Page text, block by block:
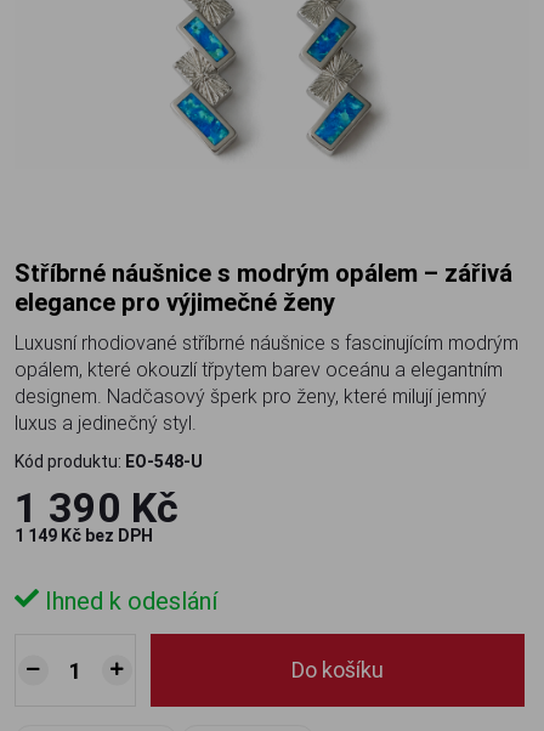
Stříbrné náušnice s modrým opálem – zářivá
elegance pro výjimečné ženy
Luxusní rhodiované stříbrné náušnice s fascinujícím modrým
opálem, které okouzlí třpytem barev oceánu a elegantním
designem. Nadčasový šperk pro ženy, které milují jemný
luxus a jedinečný styl.
Kód produktu: EO-548-U
1 390 Kč
1 149 Kč bez DPH
Ihned k odeslání
Do košíku